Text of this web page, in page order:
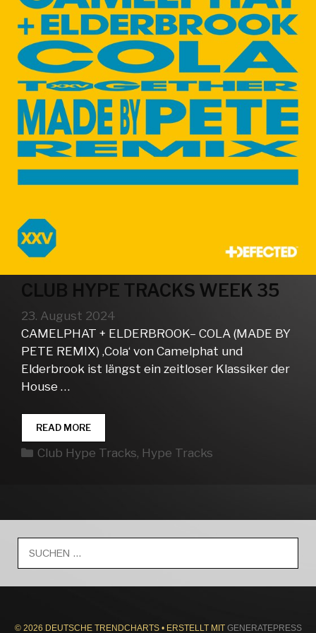
CLUB HYPE TRACKS WEEK 35
23. August 2024
CAMELPHAT + ELDERBROOK– COLA (MADE BY
PETE REMIX) ‚Cola‘ von Camelphat und
Elderbrook ist längst ein zeitloser Klassiker der
House …
READ MORECLUB
HYPE
TRACKS
Kategorien
Club Hype Tracks, Hype Tracks
nach:
© 2026 DEUTSCHE TRENDCHARTS• ERSTELLT MIT GENERATEPRESS